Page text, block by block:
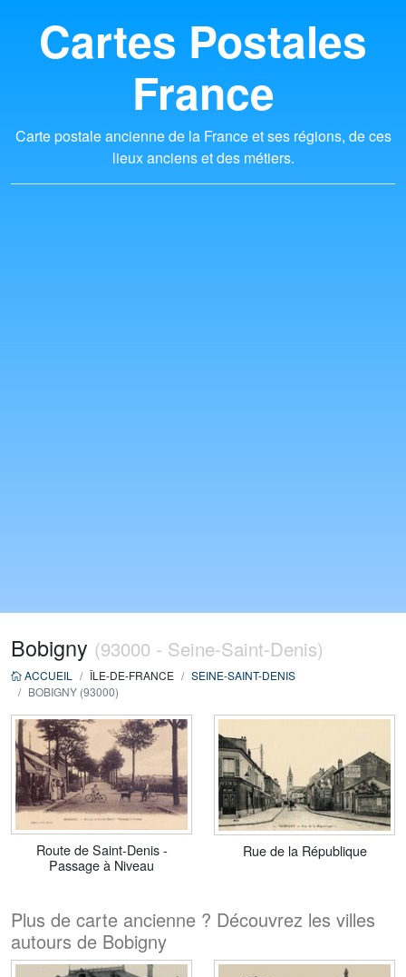
Cartes Postales
France
Carte postale ancienne de la France et ses régions, de ces
lieux anciens et des métiers.
Bobigny (93000 - Seine-Saint-Denis)
ACCUEIL ÎLE-DE-FRANCE
SEINE-SAINT-DENIS
BOBIGNY (93000)
Route de Saint-Denis -
Passage à Niveau
Rue de la République
Plus de carte ancienne ? Découvrez les villes
autours de Bobigny